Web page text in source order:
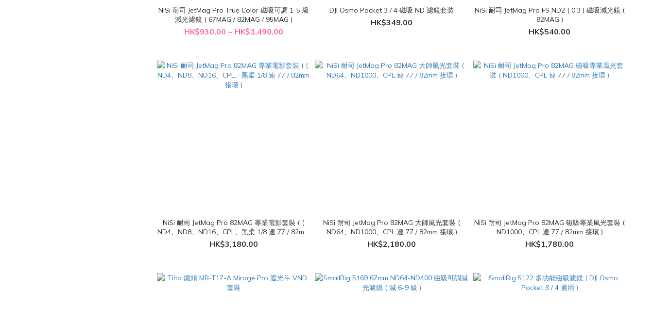
NiSi 耐司 JetMag Pro True Color 磁吸可調 1-5 級
減光濾鏡 ( 67MAG / 82MAG / 95MAG )
HK$930.00 ~ HK$1,490.00
DJI Osmo Pocket 3 / 4 磁吸 ND 濾鏡套裝
HK$349.00
NiSi 耐司 JetMag Pro FS ND2 ( 0.3 ) 磁吸減光鏡 (
82MAG )
HK$540.00
NiSi 耐司 JetMag Pro 82MAG 專業電影套裝 ( (
ND4、ND8、ND16、CPL、黑柔 1/8 連 77 / 82mm
接環 )
HK$3,180.00
NiSi 耐司 JetMag Pro 82MAG 大師風光套裝 (
ND64、ND1000、CPL 連 77 / 82mm 接環 )
HK$2,180.00
NiSi 耐司 JetMag Pro 82MAG 磁吸專業風光套裝 (
ND1000、CPL 連 77 / 82mm 接環 )
HK$1,780.00